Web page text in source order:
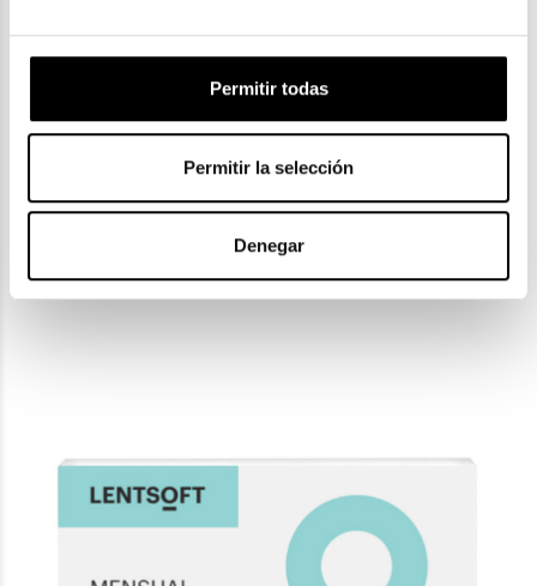
Permitir todas
Permitir la selección
Denegar